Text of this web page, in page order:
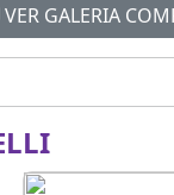
VER GALERIA